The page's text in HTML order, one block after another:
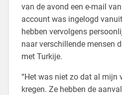
van de avond een e-mail
account was ingelogd
hebben vervolgens
naar verschillende mensen
met Turkije.
“Het was niet zo dat al mijn
kregen. Ze hebben de